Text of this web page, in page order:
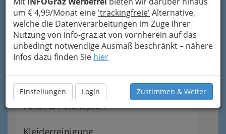
um € 4,99/Monat eine 'trackingfreie' Alternative,
welche die Datenverarbeitungen im Zuge Ihrer
Nutzung von info-graz.at von vornherein auf das
unbedingt notwendige Ausmaß beschränkt – nähere
Infos dazu finden Sie hier
Einstellungen Login Zustimmen & Weiter
Auskunfteien - Bonität?
Beratung - von
Fotos & Fotokopien
Kleiderreinigung